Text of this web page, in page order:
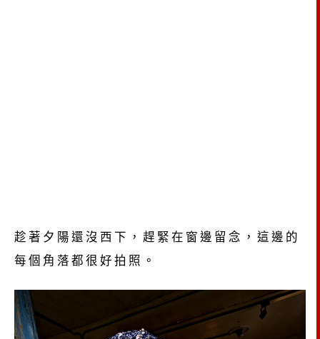
趁著夕陽還沒西下，趕緊在窗邊留念，這邊的
每個角落都很好拍照。